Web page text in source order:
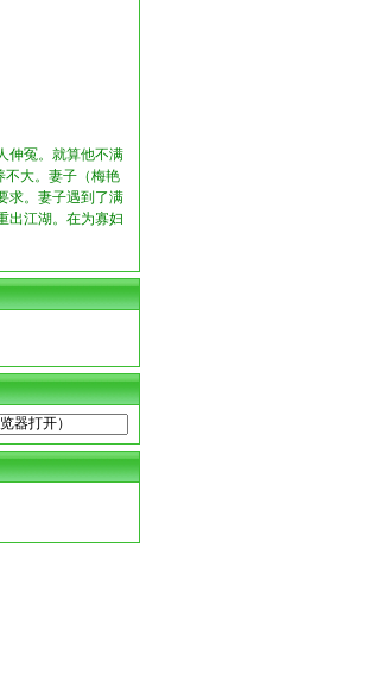
伸冤。就算他不满
不大。妻子（梅艳
求。妻子遇到了满
出江湖。在为寡妇